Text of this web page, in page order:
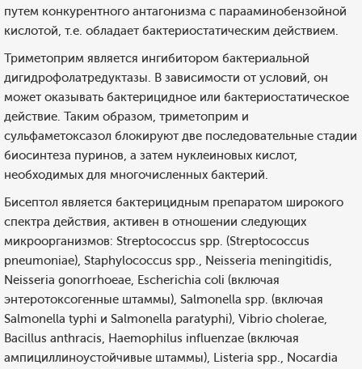
путем конкурентного антагонизма с парааминобензойной
кислотой, т.е. обладает бактериостатическим действием.
Триметоприм является ингибитором бактериальной
дигидрофолатредуктазы. В зависимости от условий, он
может оказывать бактерицидное или бактериостатическое
действие. Таким образом, триметоприм и
сульфаметоксазол блокируют две последовательные стадии
биосинтеза пуринов, а затем нуклеиновых кислот,
необходимых для многочисленных бактерий.
Бисептол является бактерицидным препаратом широкого
спектра действия, активен в отношении следующих
микроорганизмов: Streptococcus spp. (Streptococcus
pneumoniae), Staphylococcus spp., Neisseria meningitidis,
Neisseria gonorrhoeae, Escherichia coli (включая
энтеротоксогенные штаммы), Salmonella spp. (включая
Salmonella typhi и Salmonella paratyphi), Vibrio cholerae,
Bacillus anthracis, Haemophilus influenzae (включая
ампициллиноустойчивые штаммы), Listeria spp., Nocardia